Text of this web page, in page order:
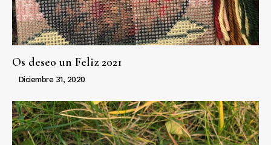
Os deseo un Feliz 2021
Diciembre 31, 2020